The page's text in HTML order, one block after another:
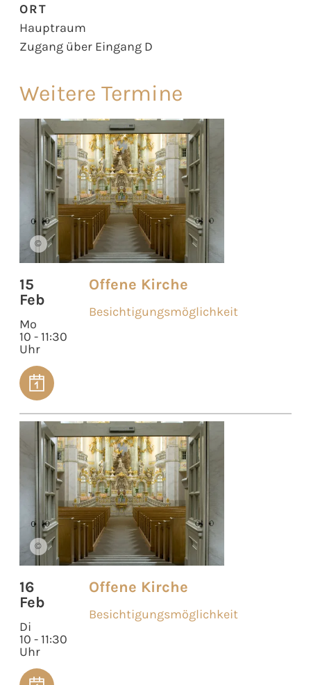
ORT
Hauptraum
Zugang über Eingang D
Weitere Termine
©
15
Feb
Mo
10 - 11:30
Uhr
Offene Kirche
Besichtigungsmöglichkeit
©
16
Feb
Di
10 - 11:30
Uhr
Offene Kirche
Besichtigungsmöglichkeit